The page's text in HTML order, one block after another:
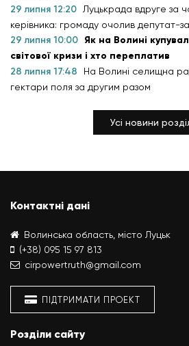
29 липня 12:20
Луцькрада вдруге за
керівника: громаду очолив депутат-
29 липня 10:00 Як на Волині
світової кризи і хто переплатив
28 липня 17:48
На Волині селищна
гектари поля за другим разом
Усі новини
Контактні дані
Волинська область, місто Луцьк
(+38) 095 15 97 813
cirpowertruth@gmail.com
ПІДТРИМАТИ ПРОЕКТ
Розділи сайту